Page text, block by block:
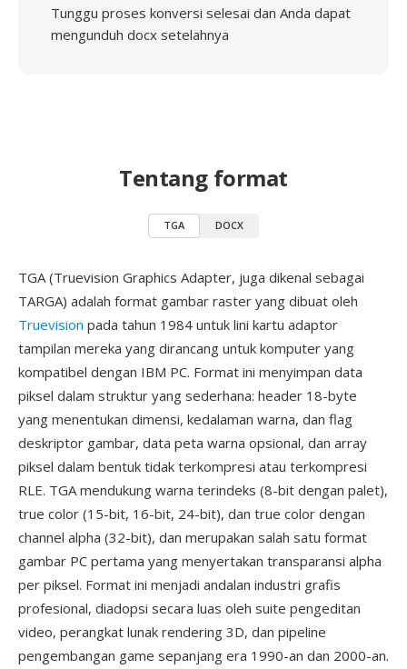
Tunggu proses konversi selesai dan Anda dapat
mengunduh docx setelahnya
Tentang format
TGA DOCX
TGA (Truevision Graphics Adapter, juga dikenal sebagai
TARGA) adalah format gambar raster yang dibuat oleh
Truevision pada tahun 1984 untuk lini kartu adaptor
tampilan mereka yang dirancang untuk komputer yang
kompatibel dengan IBM PC. Format ini menyimpan data
piksel dalam struktur yang sederhana: header 18-byte
yang menentukan dimensi, kedalaman warna, dan flag
deskriptor gambar, data peta warna opsional, dan array
piksel dalam bentuk tidak terkompresi atau terkompresi
RLE. TGA mendukung warna terindeks (8-bit dengan palet),
true color (15-bit, 16-bit, 24-bit), dan true color dengan
channel alpha (32-bit), dan merupakan salah satu format
gambar PC pertama yang menyertakan transparansi alpha
per piksel. Format ini menjadi andalan industri grafis
profesional, diadopsi secara luas oleh suite pengeditan
video, perangkat lunak rendering 3D, dan pipeline
pengembangan game sepanjang era 1990-an dan 2000-an.